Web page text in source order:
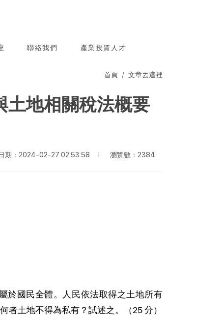
聯絡我們 產業投資人才
首頁 文章丟這裡
土地相關稅法概要
期：2024-02-27 02:53:58 瀏覽數：2384
於國民全體。人民依法取得之土地所有
土地不得為私有？試述之。（25 分）